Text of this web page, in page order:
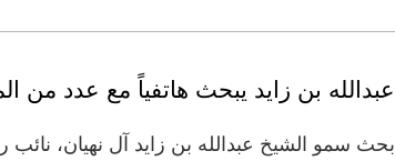
عبدالله بن زايد يبحث هاتفياً مع عدد من
بحث سمو الشيخ عبدالله بن زايد آل نهيان،